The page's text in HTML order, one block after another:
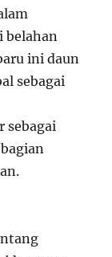
belahan
ini daun
sebagai
sebagai